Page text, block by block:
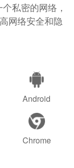
私密的网络，
网络安全和隐
Android
Chrome